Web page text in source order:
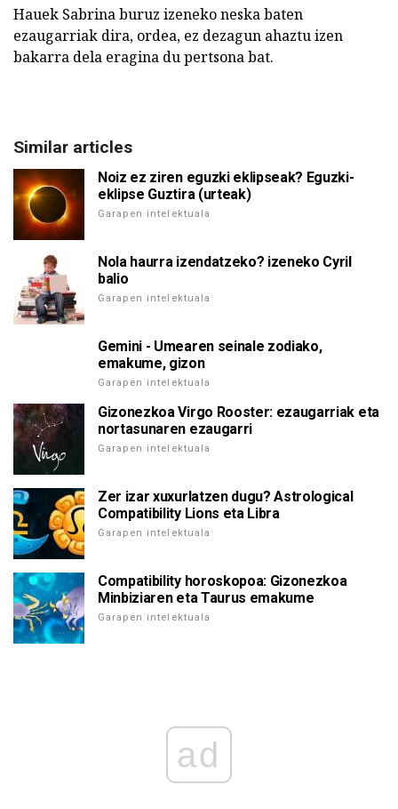
Hauek Sabrina buruz izeneko neska baten
ezaugarriak dira, ordea, ez dezagun ahaztu izen
bakarra dela eragina du pertsona bat.
Similar articles
Noiz ez ziren eguzki eklipseak? Eguzki-
eklipse Guztira (urteak)
Garapen intelektuala
Nola haurra izendatzeko? izeneko Cyril
balio
Garapen intelektuala
Gemini - Umearen seinale zodiako,
emakume, gizon
Garapen intelektuala
Gizonezkoa Virgo Rooster: ezaugarriak eta
nortasunaren ezaugarri
Garapen intelektuala
Zer izar xuxurlatzen dugu? Astrological
Compatibility Lions eta Libra
Garapen intelektuala
Compatibility horoskopoa: Gizonezkoa
Minbiziaren eta Taurus emakume
Garapen intelektuala
ad